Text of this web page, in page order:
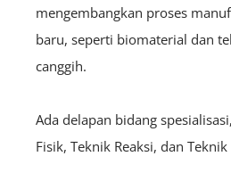
mengembangkan proses
baru, seperti biomaterial dan
canggih.
Ada delapan bidang
Fisik, Teknik Reaksi, dan